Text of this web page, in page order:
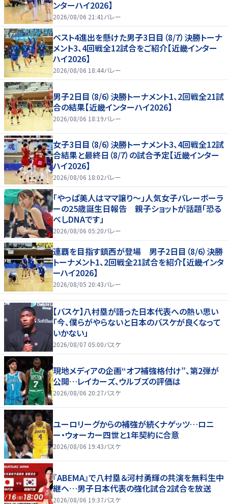
ンターハイ2026】
2026/08/06 21:41 バレー
ベスト4進出を懸けた男子3日目（8/7）決勝トーナ
メント3、4回戦全12試合をご紹介【近畿インター
ハイ2026】
2026/08/06 18:44バレー
男子2日目（8/6）決勝トーナメント1、2回戦全21試
合の結果【近畿インターハイ2026】
2026/08/06 18:19バレー
女子3日目（8/6）決勝トーナメント3、4回戦全12試
合結果と最終日（8/7）の試合予定【近畿インター
ハイ2026】
2026/08/06 18:02バレー
「やっぱ美人はママ譲り～」人気女子バレーボーラ
ーの25歳誕生日報告 親子ショットが話題「恐る
べしDNAです」
2026/08/06 05:20バレー
連覇を目指す鎮西が登場 男子2日目（8/6）決勝
トーナメント1、2回戦全21試合を紹介【近畿インタ
ーハイ2026】
2026/08/05 20:43バレー
【バスケ】八村塁が語った日本代表への熱い思い
「今、僕らがやらないと日本のバスケが良くなって
いかない」
2026/08/07 05:00バスケ
現地メディアの企画“オフ補強格付け”、第2弾が
公開…レイカーズ、ウルブズの評価は
2026/08/06 20:27バスケ
ユーロリーグからの補強が続くナゲッツ…ロニ
ー・ウォーカー四世と1年契約に合意
2026/08/06 19:43バスケ
『ABEMA』で八村塁＆河村勇輝の共演を無料生中
継へ…男子日本代表の強化試合2試合を放送
2026/08/06 19:37バスケ